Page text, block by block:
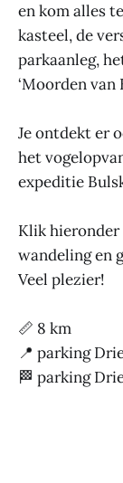
en kom alles
kasteel, de
parkaanleg,
‘Moorden van
Je ontdekt er
het
expeditie
Klik
wandeling en
Veel plezier!
📏 8 km
📍 parking
🏁 parking